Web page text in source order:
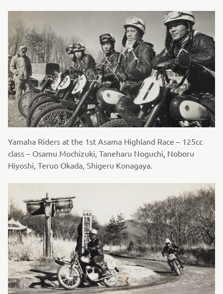
Yamaha Riders at the 1st Asama Highland Race – 125cc
class – Osamu Mochizuki, Taneharu Noguchi, Noboru
Hiyoshi, Teruo Okada, Shigeru Konagaya.